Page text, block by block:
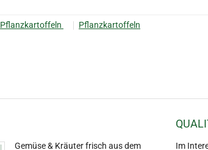
Pflanzkartoffeln Pflanzkartoffeln
Gemüse & Kräuter frisch aus dem Im